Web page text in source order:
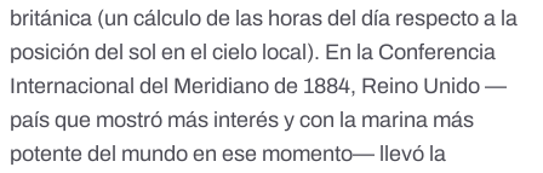
británica (un cálculo de las horas del día respecto a la
posición del sol en el cielo local). En la Conferencia
Internacional del Meridiano de 1884, Reino Unido —
país que mostró más interés y con la marina más
potente del mundo en ese momento— llevó la